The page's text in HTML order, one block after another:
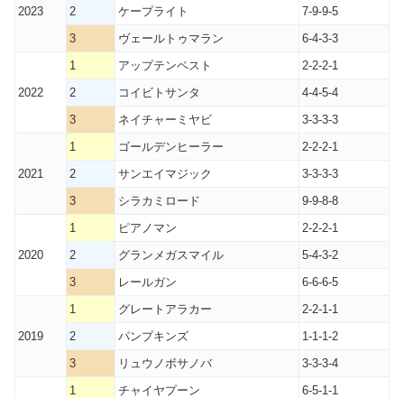
2023
2
ケープライト
7-9-9-5
3
ヴェールトゥマラン 6-4-3-3
2022
1 アップテンペスト
2-2-2-1
2
コイビトサンタ
4-4-5-4
3
ネイチャーミヤビ 3-3-3-3
2021
1 ゴールデンヒーラー
2-2-2-1
2
サンエイマジック
3-3-3-3
3
シラカミロード 9-9-8-8
2020
1 ピアノマン
2-2-2-1
2
グランメガスマイル
5-4-3-2
3
レールガン 6-6-6-5
2019
1 グレートアラカー
2-2-1-1
2
パンプキンズ
1-1-1-2
3
リュウノボサノバ 3-3-3-4
1 チャイヤプーン
6-5-1-1